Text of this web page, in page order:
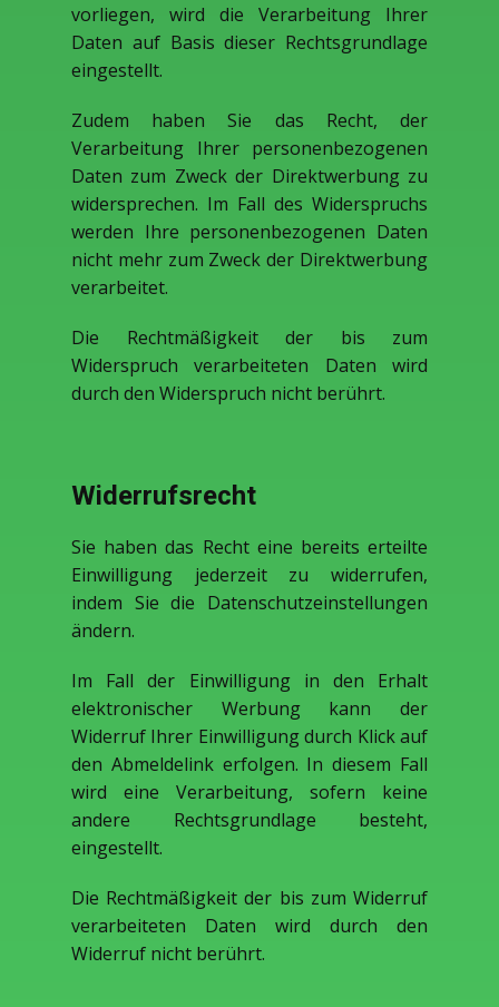
vorliegen, wird die Verarbeitung Ihrer
Daten auf Basis dieser Rechtsgrundlage
eingestellt.
Zudem haben Sie das Recht, der
Verarbeitung Ihrer personenbezogenen
Daten zum Zweck der Direktwerbung zu
widersprechen. Im Fall des Widerspruchs
werden Ihre personenbezogenen Daten
nicht mehr zum Zweck der Direktwerbung
verarbeitet.
Die Rechtmäßigkeit der bis zum
Widerspruch verarbeiteten Daten wird
durch den Widerspruch nicht berührt.
Widerrufsrecht
Sie haben das Recht eine bereits erteilte
Einwilligung jederzeit zu widerrufen,
indem Sie die Datenschutzeinstellungen
ändern.
Im Fall der Einwilligung in den Erhalt
elektronischer Werbung kann der
Widerruf Ihrer Einwilligung durch Klick auf
den Abmeldelink erfolgen. In diesem Fall
wird eine Verarbeitung, sofern keine
andere Rechtsgrundlage besteht,
eingestellt.
Die Rechtmäßigkeit der bis zum Widerruf
verarbeiteten Daten wird durch den
Widerruf nicht berührt.